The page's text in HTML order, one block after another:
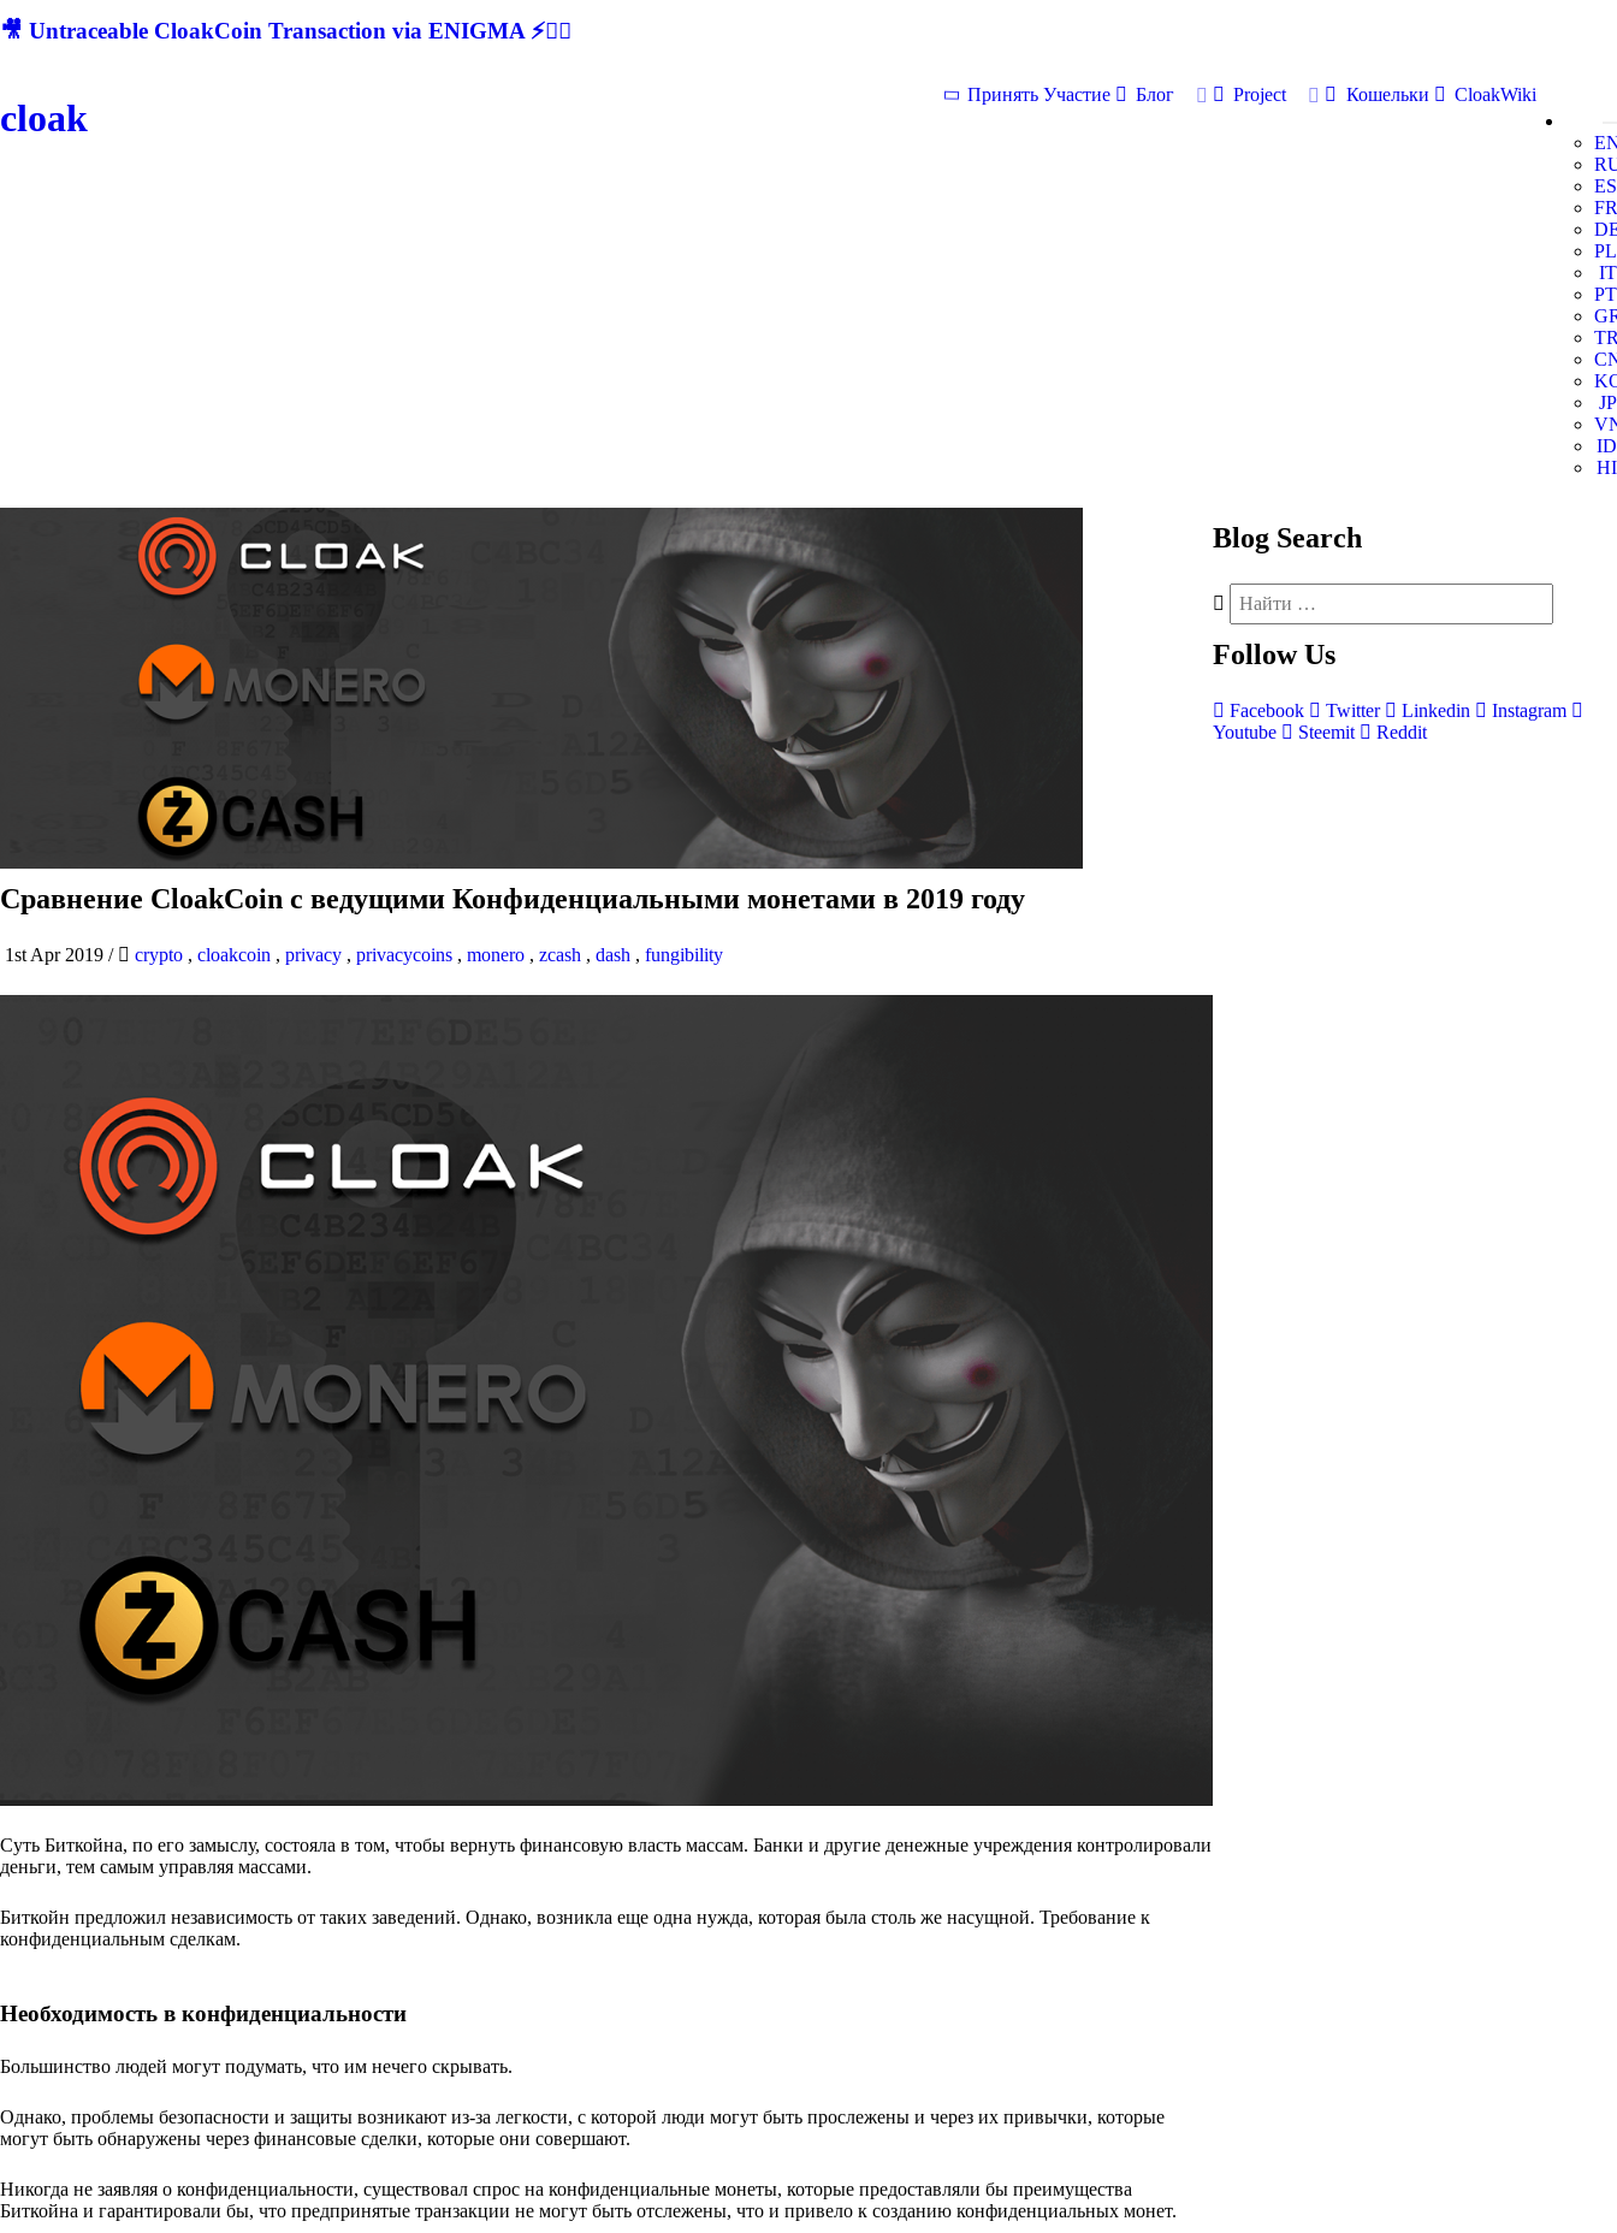
🎥 Untraceable CloakCoin Transaction via ENIGMA ⚡🕵‍♂
cloak
Принять Участие Блог Project Кошельки
CloakWiki
ES
FR
PL
IT
PT
JP
ID
HI
Сравнение CloakCoin с ведущими Конфиденциальными монетами в 2019 году
1st Apr 2019 / crypto , cloakcoin , privacy , privacycoins , monero , zcash , dash , fungibility
Суть Биткойна, по его замыслу, состояла в том, чтобы вернуть финансовую власть массам. Банки и другие денежные учреждения контролировали
деньги, тем самым управляя массами.
Биткойн предложил независимость от таких заведений. Однако, возникла еще одна нужда, которая была столь же насущной. Требование к
конфиденциальным сделкам.
Необходимость в конфиденциальности
Большинство людей могут подумать, что им нечего скрывать.
Однако, проблемы безопасности и защиты возникают из-за легкости, с которой люди могут быть прослежены и через их привычки, которые
могут быть обнаружены через финансовые сделки, которые они совершают.
Никогда не заявляя о конфиденциальности, существовал спрос на конфиденциальные монеты, которые предоставляли бы преимущества
Биткойна и гарантировали бы, что предпринятые транзакции не могут быть отслежены, что и привело к созданию конфиденциальных монет.
Blog Search
Follow Us
Facebook Twitter Linkedin
Instagram
Youtube
Steemit Reddit